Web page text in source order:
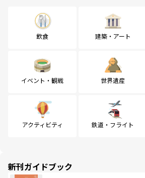
飲食 建築・アート
イベント・観戦 世界遺産
アクティビティ 鉄道・フライト
新刊ガイドブック